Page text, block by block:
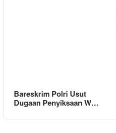
Bareskrim Polri Usut
Dugaan Penyiksaan W…